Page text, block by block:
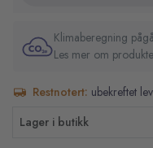
Klimaberegning
Les mer om
Restnotert: ubekreftet
Lager i butikk